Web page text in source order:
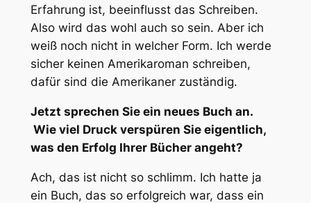
Erfahrung ist, beeinflusst das Schreiben.
Also wird das wohl auch so sein. Aber ich
weiß noch nicht in welcher Form. Ich werde
sicher keinen Amerikaroman schreiben,
dafür sind die Amerikaner zuständig.
Jetzt sprechen Sie ein neues Buch an.
Wie viel Druck verspüren Sie eigentlich,
was den Erfolg Ihrer Bücher angeht?
Ach, das ist nicht so schlimm. Ich hatte ja
ein Buch, das so erfolgreich war, dass ein